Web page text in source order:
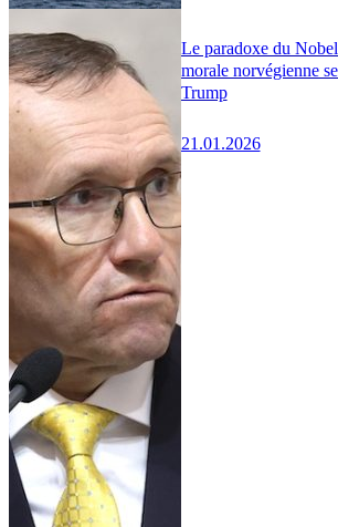
Le paradoxe du
morale norvégienne
Trump
21.01.2026